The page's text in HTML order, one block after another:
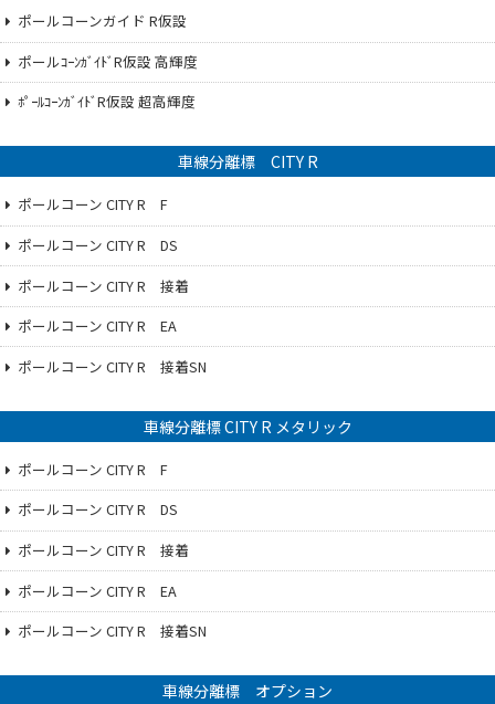
ポールコーンガイド R仮設
ポールｺｰﾝｶﾞｲﾄﾞR仮設 高輝度
ﾎﾟｰﾙｺｰﾝｶﾞｲﾄﾞR仮設 超高輝度
車線分離標 CITY R
ポールコーン CITY R F
ポールコーン CITY R DS
ポールコーン CITY R 接着
ポールコーン CITY R EA
ポールコーン CITY R 接着SN
車線分離標 CITY R メタリック
ポールコーン CITY R F
ポールコーン CITY R DS
ポールコーン CITY R 接着
ポールコーン CITY R EA
ポールコーン CITY R 接着SN
車線分離標 オプション